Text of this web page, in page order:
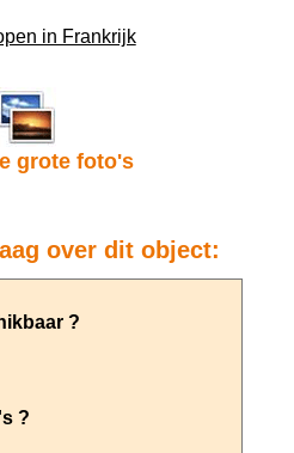
in Frankrijk
grote foto's
over dit object: